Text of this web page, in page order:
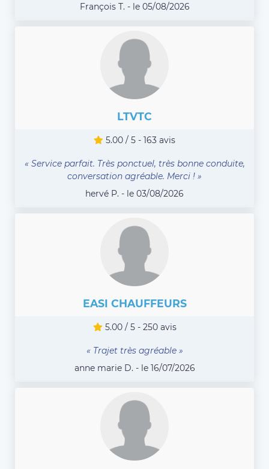
François T. - le 05/08/2026
LTVTC
5.00 / 5 - 163 avis
« Service parfait. Très ponctuel, très bonne conduite,
conversation agréable. Merci ! »
hervé P. - le 03/08/2026
EASI CHAUFFEURS
5.00 / 5 - 250 avis
« Trajet très agréable »
anne marie D. - le 16/07/2026